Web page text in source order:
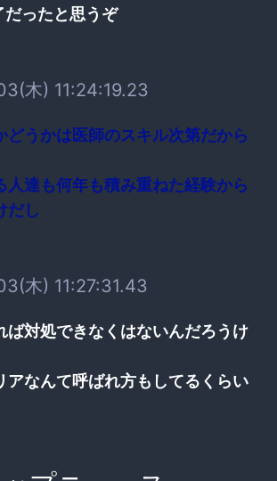
だったと思うぞ
木) 11:24:19.23
どうかは医師のスキル次第だから
人達も何年も積み重ねた経験から
だし
木) 11:27:31.43
ば対処できなくはないんだろうけ
アなんて呼ばれ方もしてるくらい